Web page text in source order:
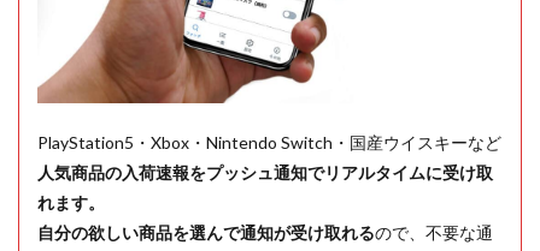
PlayStation5・Xbox・Nintendo Switch・国産ウイスキーなど
人気商品の入荷速報をプッシュ通知でリアルタイムに受け取
れます。
自分の欲しい商品を選んで通知が受け取れるので、不要な通